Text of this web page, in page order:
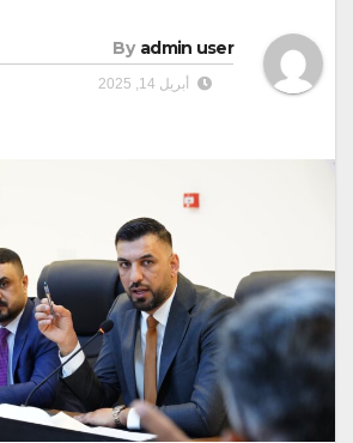
By admin user
أبريل 14, 2025